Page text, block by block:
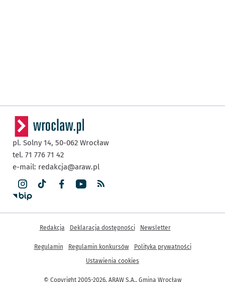
pl. Solny 14, 50-062 Wrocław
tel. 71 776 71 42
e-mail: redakcja@araw.pl
© Copyright 2005-2026, ARAW S.A., Gmina Wrocław
Inne informacje
Redakcja Deklaracja dostępności Newsletter
Regulamin Regulamin konkursów
Polityka prywatności
Ustawienia cookies